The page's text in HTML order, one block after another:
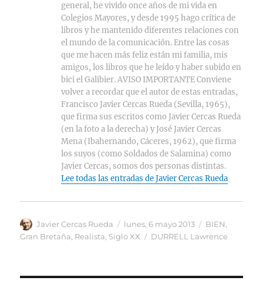
general, he vivido once años de mi vida en
Colegios Mayores, y desde 1995 hago crítica de
libros y he mantenido diferentes relaciones con
el mundo de la comunicación. Entre las cosas
que me hacen más feliz están mi familia, mis
amigos, los libros que he leído y haber subido en
bici el Galibier. AVISO IMPORTANTE Conviene
volver a recordar que el autor de estas entradas,
Francisco Javier Cercas Rueda (Sevilla, 1965),
que firma sus escritos como Javier Cercas Rueda
(en la foto a la derecha) y José Javier Cercas
Mena (Ibahernando, Cáceres, 1962), que firma
los suyos (como Soldados de Salamina) como
Javier Cercas, somos dos personas distintas.
Lee todas las entradas de Javier Cercas Rueda
Autor
Javier Cercas Rueda
Publicado
el
lunes, 6 mayo 2013 Categorías
BIEN
Gran Bretaña, Realista, Siglo XX Etiquetas
DURRELL Lawrence